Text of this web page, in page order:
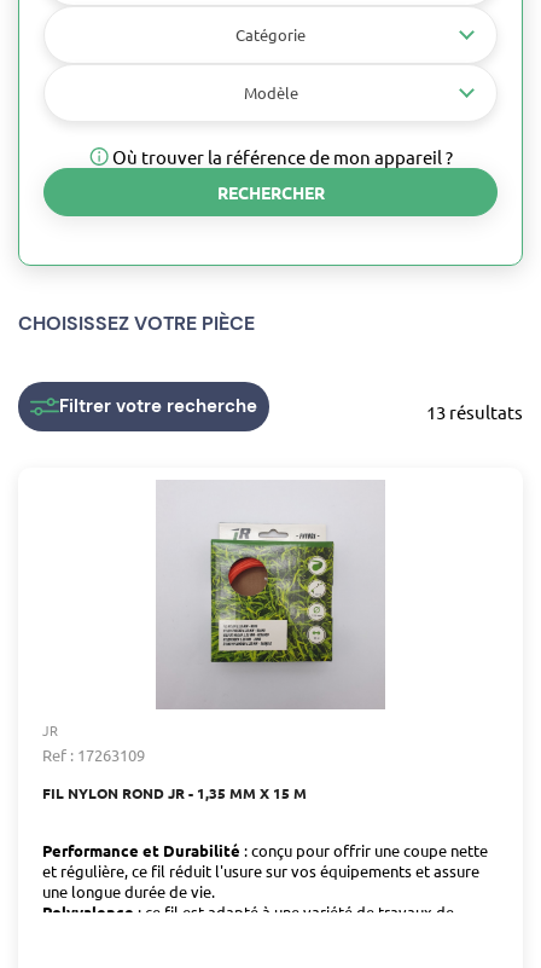
Catégorie
Modèle
Où trouver la référence de mon appareil ?
RECHERCHER
CHOISISSEZ VOTRE PIÈCE
13 résultats
Filtrer votre recherche
JR
Ref : 17263109
FIL NYLON ROND JR - 1,35 MM X 15 M
Performance et Durabilité : conçu pour offrir une coupe nette
et régulière, ce fil réduit l'usure sur vos équipements et assure
une longue durée de vie.
Polyvalence : ce fil est adapté à une variété de travaux de